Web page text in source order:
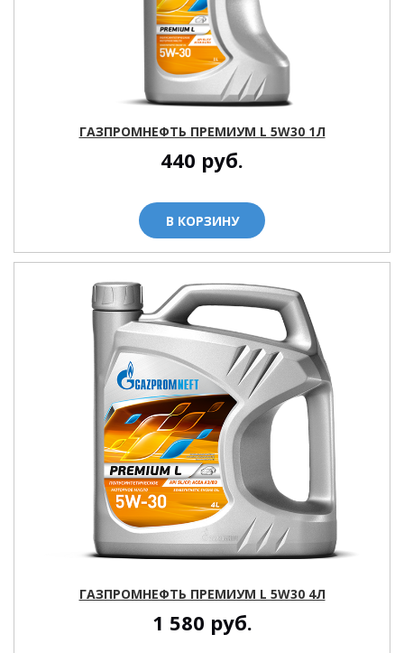
ГАЗПРОМНЕФТЬ ПРЕМИУМ L 5W30 1Л
440 руб.
В КОРЗИНУ
ГАЗПРОМНЕФТЬ ПРЕМИУМ L 5W30 4Л
1 580 руб.